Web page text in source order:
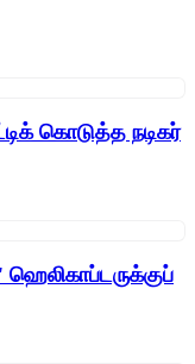
கொடுத்த நடிகர்